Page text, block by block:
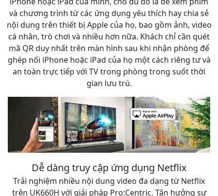
và chương trình từ các ứng dụng yêu thích hay chia sẻ
nội dung trên thiết bị Apple của họ, bao gồm ảnh, video
cá nhân, trò chơi và nhiều hơn nữa. Khách chỉ cần quét
mã QR duy nhất trên màn hình sau khi nhận phòng để
ghép nối iPhone hoặc iPad của họ một cách riêng tư và
an toàn trực tiếp với TV trong phòng trong suốt thời
gian lưu trú.
Dễ dàng truy cập ứng dụng Netflix
Trải nghiệm nhiều nội dung video đa dạng từ Netflix
trên UK660H với giải pháp Pro:Centric. Tận hưởng sự